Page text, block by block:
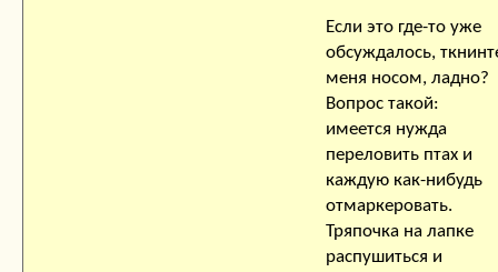
Если это где-то уже
обсуждалось,
меня носом, ладно?
Вопрос такой:
имеется нужда
переловить птах и
каждую как-нибудь
отмаркеровать.
Тряпочка на лапке
распушиться и